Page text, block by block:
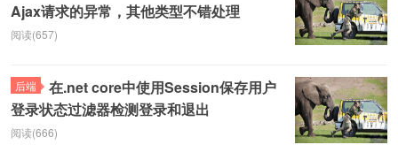
Ajax请求的异常，其他类型不错处理
阅读(657)
后端
在.net core中使用Session保存用户
登录状态过滤器检测登录和退出
阅读(666)